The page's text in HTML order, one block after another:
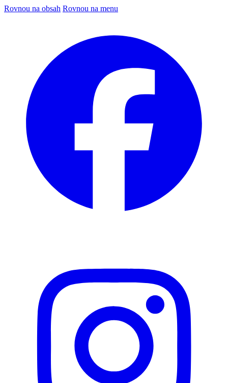
Rovnou na obsah Rovnou na menu